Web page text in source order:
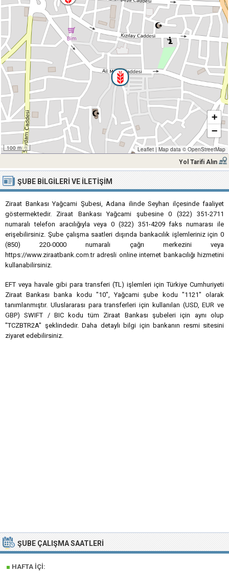
100 m
+
−
Leaflet | Map data ©OpenStreetMap
Yol Tarifi Alın
ŞUBE BILGILERI VE İLETIŞIM
Ziraat Bankası Yağcami Şubesi, Adana ilinde Seyhan ilçesinde faaliyet
göstermektedir. Ziraat Bankası Yağcami şubesine 0 (322) 351-2711
numaralı telefon aracılığıyla veya 0 (322) 351-4209 faks numarası ile
erişebilirsiniz. Şube çalışma saatleri dışında bankacılık işlemleriniz için 0
(850) 220-0000 numaralı çağrı merkezini veya
https://www.ziraatbank.com.tr adresli online internet bankacılığı hizmetini
kullanabilirsiniz.
EFT veya havale gibi para transferi (TL) işlemleri için Türkiye Cumhuriyeti
Ziraat Bankası banka kodu "10", Yağcami şube kodu "1121" olarak
tanımlanmıştır. Uluslararası para transferleri için kullanılan (USD, EUR ve
GBP) SWIFT / BIC kodu tüm Ziraat Bankası şubeleri için aynı olup
"TCZBTR2A" şeklindedir. Daha detaylı bilgi için bankanın resmi sitesini
ziyaret edebilirsiniz.
ŞUBE ÇALIŞMA SAATLERI
■ HAFTA İÇI: